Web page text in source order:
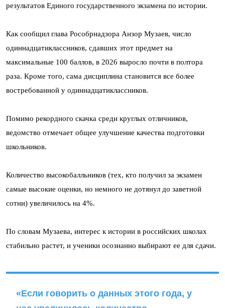
результатов Единого государственного экзамена по истории.
Как сообщил глава Рособрнадзора Анзор Музаев, число
одиннадцатиклассников, сдавших этот предмет на
максимальные 100 баллов, в 2026 выросло почти в полтора
раза. Кроме того, сама дисциплина становится все более
востребованной у одиннадцатиклассников.
Помимо рекордного скачка среди круглых отличников,
ведомство отмечает общее улучшение качества подготовки
школьников.
Количество высокобалльников (тех, кто получил за экзамен
самые высокие оценки, но немного не дотянул до заветной
сотни) увеличилось на 4%.
По словам Музаева, интерес к истории в российских школах
стабильно растет, и ученики осознанно выбирают ее для сдачи.
«Если говорить о данных этого года, у